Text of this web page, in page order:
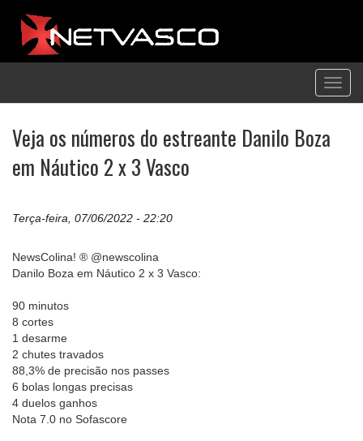
Veja os números do estreante Danilo Boza
em Náutico 2 x 3 Vasco
Terça-feira, 07/06/2022 - 22:20
NewsColina! ® @newscolina
Danilo Boza em Náutico 2 x 3 Vasco:
90 minutos
8 cortes
1 desarme
2 chutes travados
88,3% de precisão nos passes
6 bolas longas precisas
4 duelos ganhos
Nota 7.0 no Sofascore